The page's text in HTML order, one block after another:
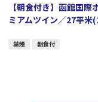
【朝食付き】函館国
ミアムツイン／27平米
禁煙 朝食付